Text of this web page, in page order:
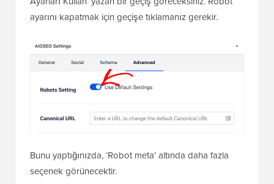
ayarını kapatmak için geçişe tıklamanız gerekir.
Bunu yaptığınızda, ‘Robot meta’ altında daha fazla
seçenek görünecektir.